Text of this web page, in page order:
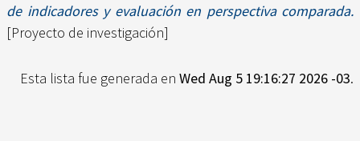
de indicadores y evaluación en perspectiva comparada.
[Proyecto de investigación]
Esta lista fue generada en Wed Aug 5 19:16:27 2026 -03.